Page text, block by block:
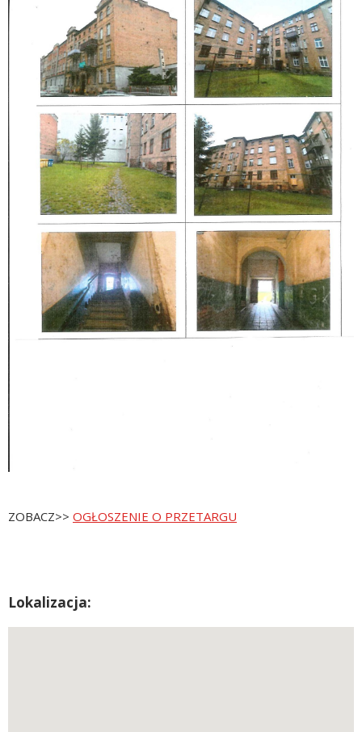
ZOBACZ>> OGŁOSZENIE O PRZETARGU
Lokalizacja